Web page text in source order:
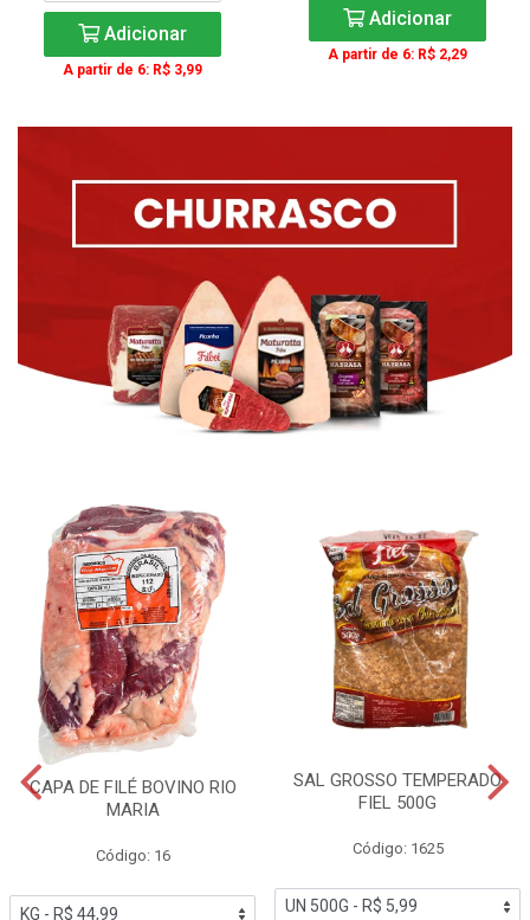
Adicionar
A partir de 6: R$ 3,99
Adicionar
A partir de 6: R$ 2,29
CAPA DE FILÉ BOVINO RIO
MARIA
Código: 16
SAL GROSSO TEMPERADO
FIEL 500G
Código: 1625